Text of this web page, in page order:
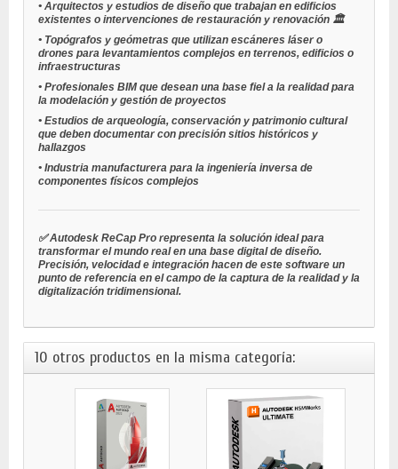
• Arquitectos y estudios de diseño que trabajan en edificios
existentes o intervenciones de restauración y renovación 🏛️
• Topógrafos y geómetras que utilizan escáneres láser o
drones para levantamientos complejos en terrenos, edificios o
infraestructuras
• Profesionales BIM que desean una base fiel a la realidad para
la modelación y gestión de proyectos
• Estudios de arqueología, conservación y patrimonio cultural
que deben documentar con precisión sitios históricos y
hallazgos
• Industria manufacturera para la ingeniería inversa de
componentes físicos complejos
✅ Autodesk ReCap Pro representa la solución ideal para
transformar el mundo real en una base digital de diseño.
Precisión, velocidad e integración hacen de este software un
punto de referencia en el campo de la captura de la realidad y la
digitalización tridimensional.
10 otros productos en la misma categoría: